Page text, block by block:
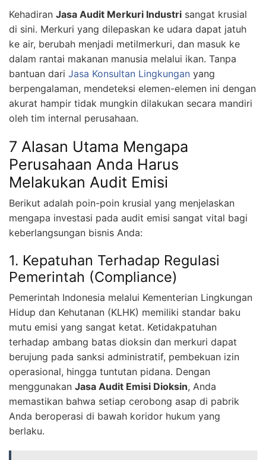
Kehadiran Jasa Audit Merkuri Industri sangat krusial
di sini. Merkuri yang dilepaskan ke udara dapat jatuh
ke air, berubah menjadi metilmerkuri, dan masuk ke
dalam rantai makanan manusia melalui ikan. Tanpa
bantuan dari Jasa Konsultan Lingkungan yang
berpengalaman, mendeteksi elemen-elemen ini dengan
akurat hampir tidak mungkin dilakukan secara mandiri
oleh tim internal perusahaan.
7 Alasan Utama Mengapa
Perusahaan Anda Harus
Melakukan Audit Emisi
Berikut adalah poin-poin krusial yang menjelaskan
mengapa investasi pada audit emisi sangat vital bagi
keberlangsungan bisnis Anda:
1. Kepatuhan Terhadap Regulasi
Pemerintah (Compliance)
Pemerintah Indonesia melalui Kementerian Lingkungan
Hidup dan Kehutanan (KLHK) memiliki standar baku
mutu emisi yang sangat ketat. Ketidakpatuhan
terhadap ambang batas dioksin dan merkuri dapat
berujung pada sanksi administratif, pembekuan izin
operasional, hingga tuntutan pidana. Dengan
menggunakan Jasa Audit Emisi Dioksin, Anda
memastikan bahwa setiap cerobong asap di pabrik
Anda beroperasi di bawah koridor hukum yang
berlaku.